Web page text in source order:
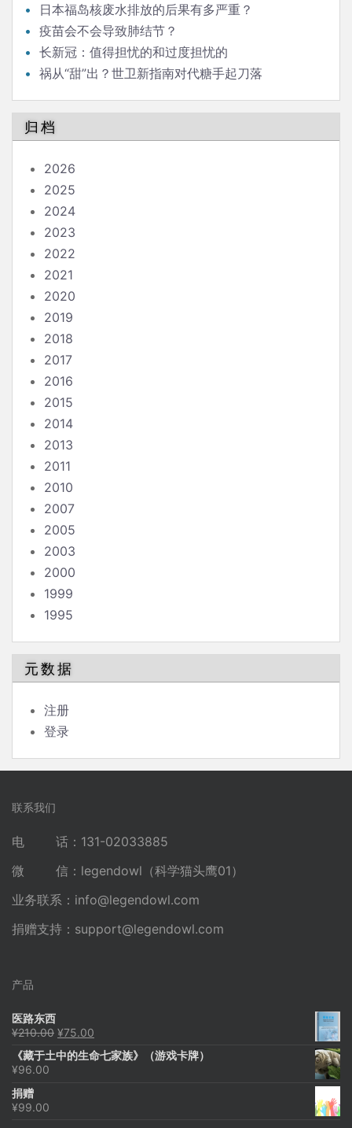
日本福岛核废水排放的后果有多严重？
疫苗会不会导致肺结节？
长新冠：值得担忧的和过度担忧的
祸从“甜”出？世卫新指南对代糖手起刀落
归档
2026
2025
2024
2023
2022
2021
2020
2019
2018
2017
2016
2015
2014
2013
2011
2010
2007
2005
2003
2000
1999
1995
元数据
注册
登录
联系我们
电 话：131-02033885
微 信：legendowl（科学猫头鹰01）
业务联系： info@legendowl.com
捐赠支持： support@legendowl.com
产品
医路东西
¥210.00 原
为：
¥75.00
价
《藏于土中的生命七家族》（游戏卡牌）
¥96.00
捐赠
¥99.00